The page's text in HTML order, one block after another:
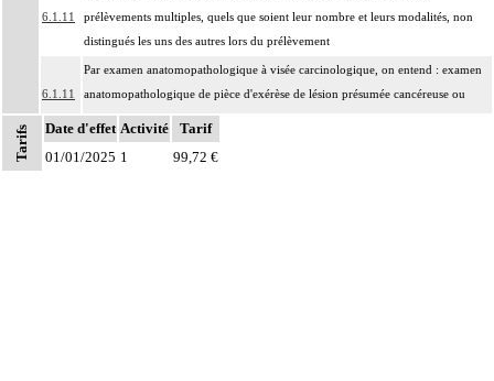
6.1.11
prélèvements multiples, quels que soient leur nombre et leurs modalités, non
distingués les uns des autres lors du prélèvement
6.1.11
Par examen anatomopathologique à visée carcinologique, on entend : examen
anatomopathologique de pièce d'exérèse de lésion présumée cancéreuse ou
précancéreuse
Par groupe lymphonodal [ganglionnaire lymphatique], on entend : ensemble
Tarifs Date d'effet Activité
Tarif
01/01/2025 1 99,72 €